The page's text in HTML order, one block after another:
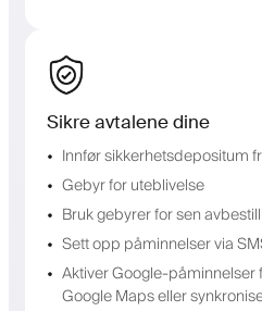
Sikre avtalene dine
Innfør sikkerhetsdepositum
Gebyr for uteblivelse
Bruk gebyrer for sen
Sett opp påminnelser via
Aktiver Google-påminnelser
Google Maps eller